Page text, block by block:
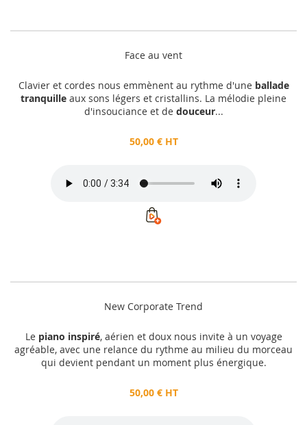
Face au vent
Clavier et cordes nous emmènent au rythme d'une ballade
tranquille aux sons légers et cristallins. La mélodie pleine
d'insouciance et de douceur...
50,00 € HT
New Corporate Trend
Le piano inspiré, aérien et doux nous invite à un voyage
agréable, avec une relance du rythme au milieu du morceau
qui devient pendant un moment plus énergique.
50,00 € HT